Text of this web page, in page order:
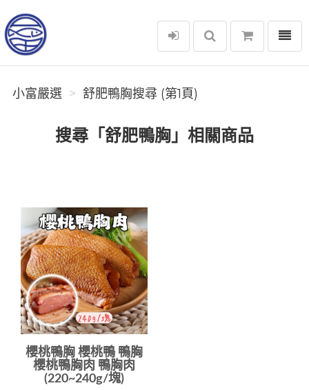
小富嚴選
選單
小富嚴選 舒肥鴨胸搜尋 (第1頁)
搜尋「舒肥鴨胸」相關商品
櫻桃鴨胸 櫻桃鴨 鴨胸
櫻桃鴨胸肉 鴨胸肉
(220~240g/塊)